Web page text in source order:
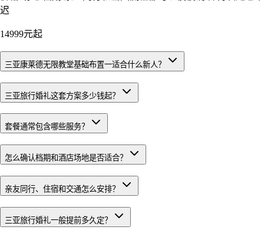
迟
14999元起
三亚康莱德无限教堂基础布置一适合什么新人？
三亚旅行婚礼这套方案多少钱起？
套餐通常包含哪些服务？
怎么确认档期和酒店场地是否适合？
亲友同行、住宿和交通怎么安排？
三亚旅行婚礼一般提前多久定？